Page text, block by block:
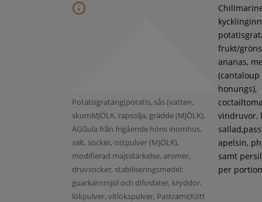
Potatisgratäng(potatis, sås (vatten,
skumMJÖLK, rapsolja, grädde (MJÖLK),
ÄGGula från frigående höns inomhus,
salt, socker, ostpulver (MJÖLK),
modifierad majsstärkelse, aromer,
druvsocker, stabiliseringsmedel:
guarkärnmjöl och difosfater, kryddor,
lökpulver, vitlökspulver, Pastrami(Kött
frukt/
ananas,
(cantaloup
honungs),
vindruvor,
apelsin,
samt
per